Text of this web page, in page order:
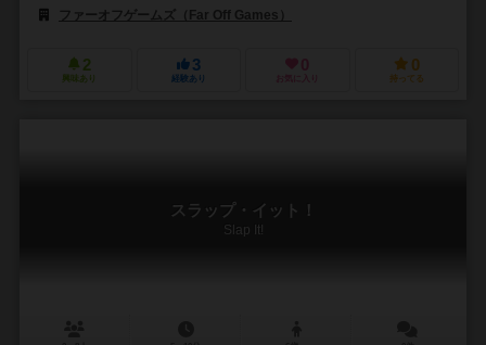
ファーオフゲームズ（Far Off Games）
2
興味あり
3
経験あり
0
お気に入り
0
持ってる
スラップ・イット！
Slap It!